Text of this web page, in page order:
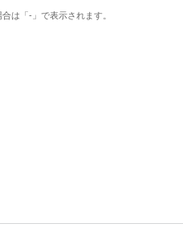
は「-」で表示されます。